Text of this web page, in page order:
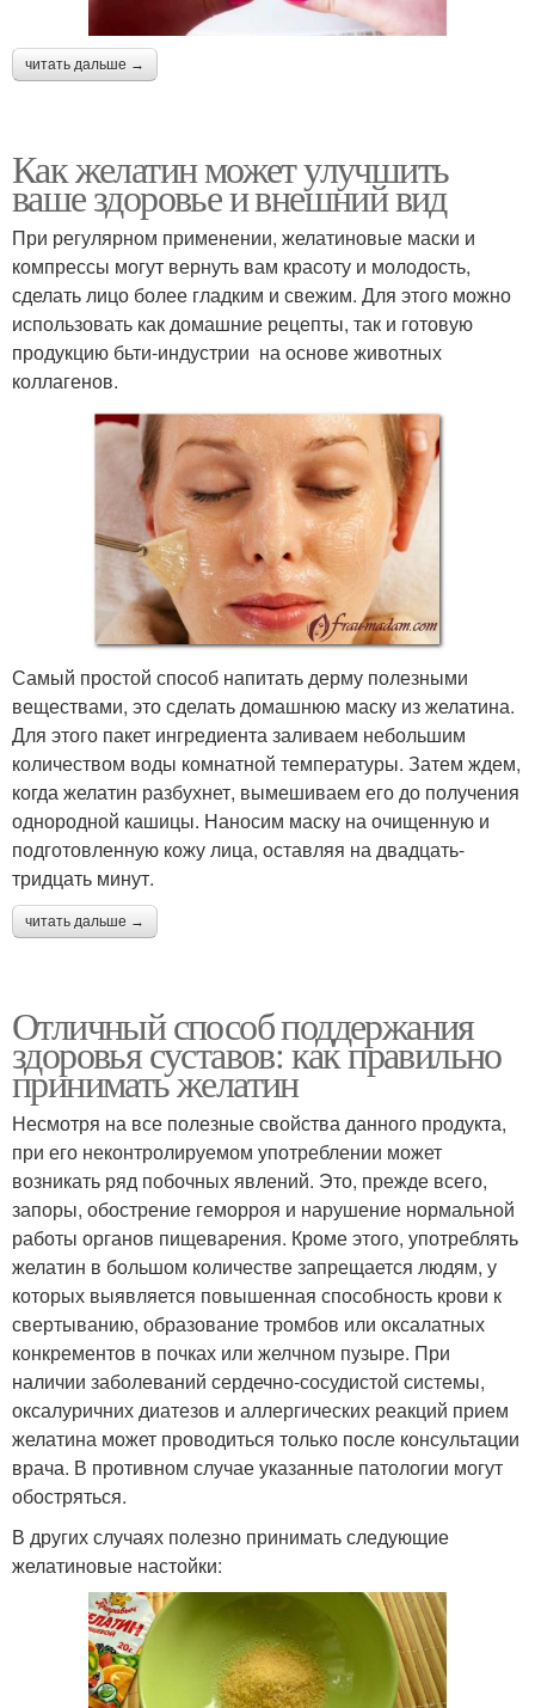
читать дальше →
Как желатин может улучшить
ваше здоровье и внешний вид
При регулярном применении, желатиновые маски и
компрессы могут вернуть вам красоту и молодость,
сделать лицо более гладким и свежим. Для этого можно
использовать как домашние рецепты, так и готовую
продукцию бьти-индустрии на основе животных
коллагенов.
Самый простой способ напитать дерму полезными
веществами, это сделать домашнюю маску из желатина.
Для этого пакет ингредиента заливаем небольшим
количеством воды комнатной температуры. Затем ждем,
когда желатин разбухнет, вымешиваем его до получения
однородной кашицы. Наносим маску на очищенную и
подготовленную кожу лица, оставляя на двадцать-
тридцать минут.
читать дальше →
Отличный способ поддержания
здоровья суставов: как правильно
принимать желатин
Несмотря на все полезные свойства данного продукта,
при его неконтролируемом употреблении может
возникать ряд побочных явлений. Это, прежде всего,
запоры, обострение геморроя и нарушение нормальной
работы органов пищеварения. Кроме этого, употреблять
желатин в большом количестве запрещается людям, у
которых выявляется повышенная способность крови к
свертыванию, образование тромбов или оксалатных
конкрементов в почках или желчном пузыре. При
наличии заболеваний сердечно-сосудистой системы,
оксалуричних диатезов и аллергических реакций прием
желатина может проводиться только после консультации
врача. В противном случае указанные патологии могут
обостряться.
В других случаях полезно принимать следующие
желатиновые настойки: